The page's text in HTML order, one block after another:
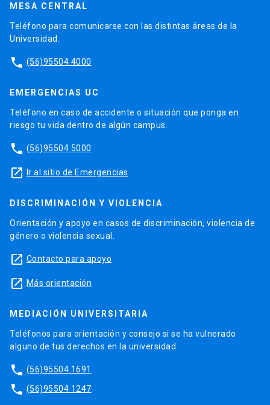
MESA CENTRAL
Teléfono para comunicarse con las distintas áreas de la
Universidad.
phone (56)95504 4000
EMERGENCIAS UC
Teléfono en caso de accidente o situación que ponga en
riesgo tu vida dentro de algún campus.
phone (56)95504 5000
launch Ir al sitio de Emergencias
DISCRIMINACIÓN Y VIOLENCIA
Orientación y apoyo en casos de discriminación, violencia de
género o violencia sexual.
launch Contacto para apoyo
launch Más orientación
MEDIACIÓN UNIVERSITARIA
Teléfonos para orientación y consejo si se ha vulnerado
alguno de tus derechos en la universidad.
phone (56)95504 1691
phone (56)95504 1247